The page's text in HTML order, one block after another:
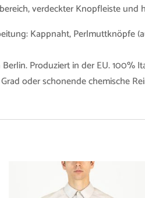
verdeckter Knopfleiste
Kappnaht, Perlmuttknöpfe
Produziert in der EU. 100%
oder schonende chemische